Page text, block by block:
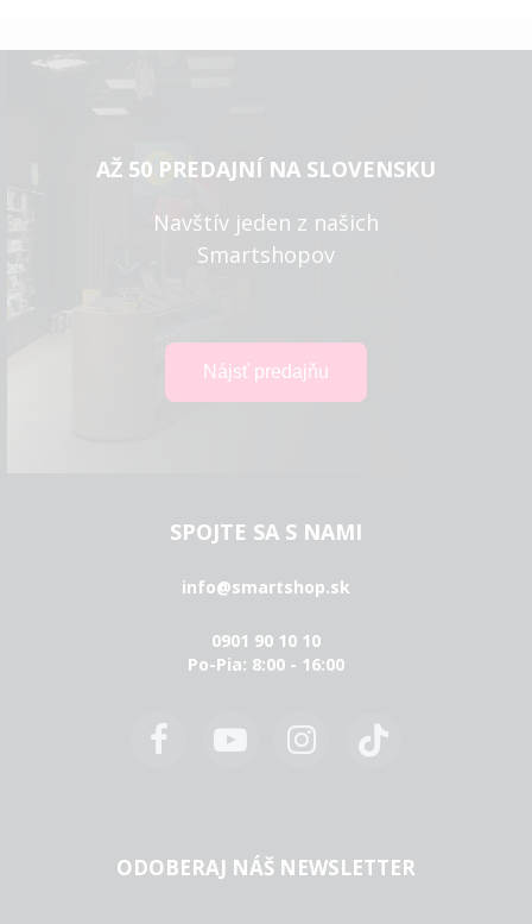
AŽ 50 PREDAJNÍ NA SLOVENSKU
Navštív jeden z našich
Smartshopov
SPOJTE SA S NAMI
info@smartshop.sk
0901 90 10 10
Po-Pia: 8:00 - 16:00
ODOBERAJ NÁŠ NEWSLETTER